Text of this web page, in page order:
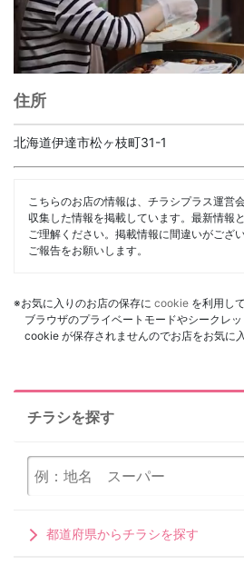
住所
北海道伊達市松ヶ枝町31-1
こちらのお店の情報は、チラシプラス運営
収集した情報を掲載しています。最新情報
ご理解ください。掲載情報に間違いがござ
ご報告をお願いします。
※お気に入りのお店の保存に cookie を利用し
ブラウザのプライベートモードやシークレ
cookie が保存されませんのでお店をお気に
チラシを探す
都道府県からチラシを探す